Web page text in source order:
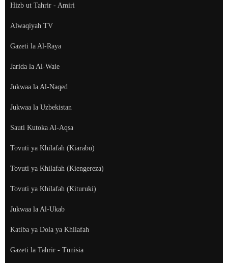
Hizb ut Tahrir - Amiri
Alwaqiyah TV
Gazeti la Al-Raya
Jarida la Al-Waie
Jukwaa la Al-Naqed
Jukwaa la Uzbekistan
Sauti Kutoka Al-Aqsa
Tovuti ya Khilafah (Kiarabu)
Tovuti ya Khilafah (Kiengereza)
Tovuti ya Khilafah (Kituruki)
Jukwaa la Al-Ukab
Katiba ya Dola ya Khilafah
Gazeti la Tahrir - Tunisia